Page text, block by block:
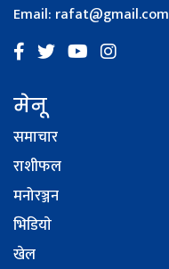
Email: rafat@gmail.com
मेनू
समाचार
राशीफल
मनोरञ्जन
भिडियाे
खेल